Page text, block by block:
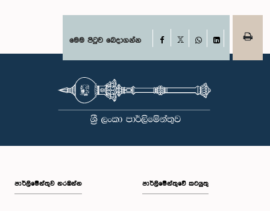
මෙම පිටුව බෙදාගන්න Facebook
WhatsAppLinkedIn
පාර්ලි‌මේන්තුව නරඹන්න පාර්ලිමේන්තුවේ කටයුතු